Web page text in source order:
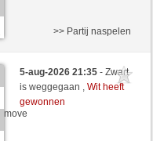
move
>> Partij naspelen
5-aug-2026 21:35- Zwart
is weggegaan ,Wit heeft
gewonnen